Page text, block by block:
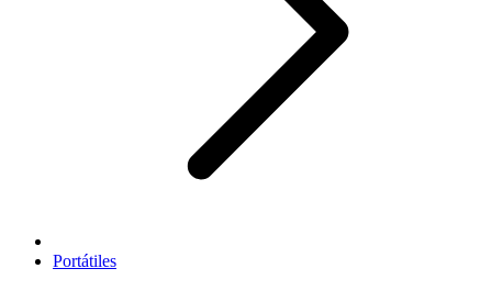
Portátiles